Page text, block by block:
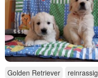
Golden Retriever reinrassig